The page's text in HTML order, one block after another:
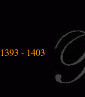
1393 - 1403